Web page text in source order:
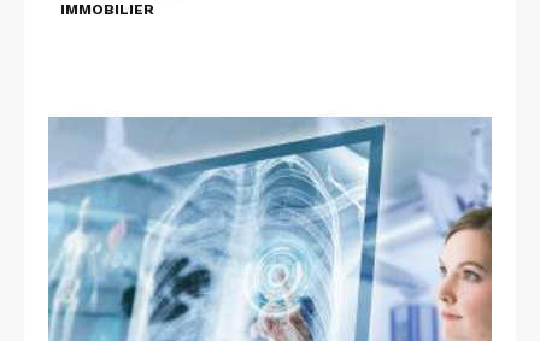
IMMOBILIER